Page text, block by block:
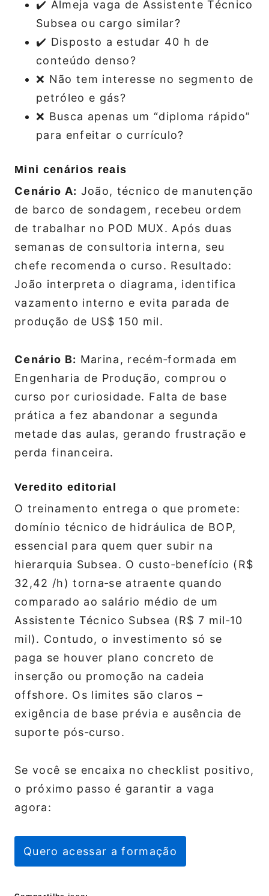
✔️ Almeja vaga de Assistente Técnico
Subsea ou cargo similar?
✔️ Disposto a estudar 40 h de
conteúdo denso?
❌ Não tem interesse no segmento de
petróleo e gás?
❌ Busca apenas um “diploma rápido”
para enfeitar o currículo?
Mini cenários reais
Cenário A: João, técnico de manutenção
de barco de sondagem, recebeu ordem
de trabalhar no POD MUX. Após duas
semanas de consultoria interna, seu
chefe recomenda o curso. Resultado:
João interpreta o diagrama, identifica
vazamento interno e evita parada de
produção de US$ 150 mil.
Cenário B: Marina, recém‑formada em
Engenharia de Produção, comprou o
curso por curiosidade. Falta de base
prática a fez abandonar a segunda
metade das aulas, gerando frustração e
perda financeira.
Veredito editorial
O treinamento entrega o que promete:
domínio técnico de hidráulica de BOP,
essencial para quem quer subir na
hierarquia Subsea. O custo‑benefício (R$
32,42 /h) torna‑se atraente quando
comparado ao salário médio de um
Assistente Técnico Subsea (R$ 7 mil‑10
mil). Contudo, o investimento só se
paga se houver plano concreto de
inserção ou promoção na cadeia
offshore. Os limites são claros –
exigência de base prévia e ausência de
suporte pós‑curso.
Se você se encaixa no checklist positivo,
o próximo passo é garantir a vaga
agora:
Quero acessar a formação